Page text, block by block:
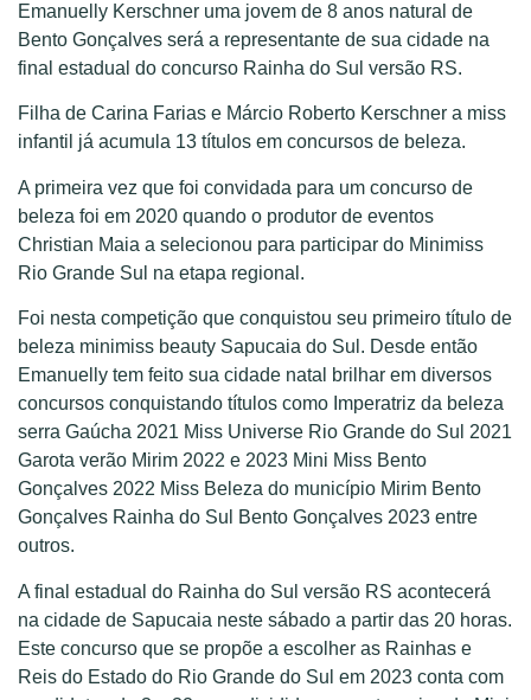
Emanuelly Kerschner uma jovem de 8 anos natural de
Bento Gonçalves será a representante de sua cidade na
final estadual do concurso Rainha do Sul versão RS.
Filha de Carina Farias e Márcio Roberto Kerschner a miss
infantil já acumula 13 títulos em concursos de beleza.
A primeira vez que foi convidada para um concurso de
beleza foi em 2020 quando o produtor de eventos
Christian Maia a selecionou para participar do Minimiss
Rio Grande Sul na etapa regional.
Foi nesta competição que conquistou seu primeiro título de
beleza minimiss beauty Sapucaia do Sul. Desde então
Emanuelly tem feito sua cidade natal brilhar em diversos
concursos conquistando títulos como Imperatriz da beleza
serra Gaúcha 2021 Miss Universe Rio Grande do Sul 2021
Garota verão Mirim 2022 e 2023 Mini Miss Bento
Gonçalves 2022 Miss Beleza do município Mirim Bento
Gonçalves Rainha do Sul Bento Gonçalves 2023 entre
outros.
A final estadual do Rainha do Sul versão RS acontecerá
na cidade de Sapucaia neste sábado a partir das 20 horas.
Este concurso que se propõe a escolher as Rainhas e
Reis do Estado do Rio Grande do Sul em 2023 conta com